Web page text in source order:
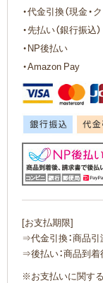
・代金引換（現金・
・先払い（銀行振込）
・NP後払い
・Amazon Pay
[お支払期限]
⇒代金引換：商品引
⇒後払い：商品到着
※お支払いに関す